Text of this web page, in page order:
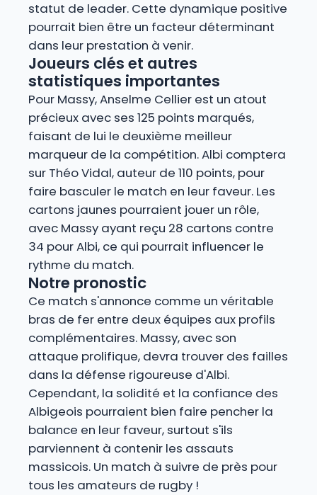
statut de leader. Cette dynamique positive
pourrait bien être un facteur déterminant
dans leur prestation à venir.
Joueurs clés et autres
statistiques importantes
Pour Massy, Anselme Cellier est un atout
précieux avec ses 125 points marqués,
faisant de lui le deuxième meilleur
marqueur de la compétition. Albi comptera
sur Théo Vidal, auteur de 110 points, pour
faire basculer le match en leur faveur. Les
cartons jaunes pourraient jouer un rôle,
avec Massy ayant reçu 28 cartons contre
34 pour Albi, ce qui pourrait influencer le
rythme du match.
Notre pronostic
Ce match s'annonce comme un véritable
bras de fer entre deux équipes aux profils
complémentaires. Massy, avec son
attaque prolifique, devra trouver des failles
dans la défense rigoureuse d'Albi.
Cependant, la solidité et la confiance des
Albigeois pourraient bien faire pencher la
balance en leur faveur, surtout s'ils
parviennent à contenir les assauts
massicois. Un match à suivre de près pour
tous les amateurs de rugby !